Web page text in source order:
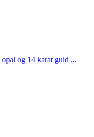
og 14 karat guld ...